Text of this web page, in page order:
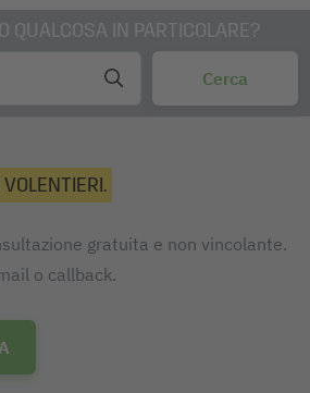
QUALCOSA IN PARTICOLARE?
gratuita e non vincolante.
o callback.